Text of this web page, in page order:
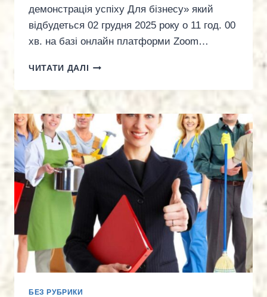
демонстрація успіху Для бізнесу» який
відбудеться 02 грудня 2025 року о 11 год. 00
хв. на базі онлайн платформи Zoom…
ЧИТАТИ ДАЛІ
ВЕБІНАР:
КЕЙСИ
У
СФЕРІ
ПРАЦІ
ЯК
АНАЛІТИЧНИЙ
ІНСТРУМЕНТ
ДЕМОНАСТРАЦІЯ
УСПІХУ
ДЯ
БІЗНЕСУ”
БЕЗ РУБРИКИ